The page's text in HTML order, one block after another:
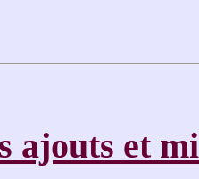
ajouts et